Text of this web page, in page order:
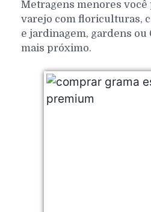
Metragens menores você
varejo com floriculturas,
e jardinagem, gardens ou
mais próximo.